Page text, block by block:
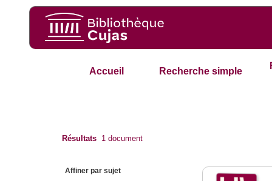
Accueil Recherche simple
Résultats 1 document
Affiner par sujet